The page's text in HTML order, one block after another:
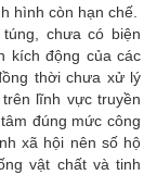
hình còn hạn chế.
chưa có biện
kích động của các
thời chưa xử lý
lĩnh vực truyền
đúng mức công
xã hội nên số hộ
vật chất và tinh